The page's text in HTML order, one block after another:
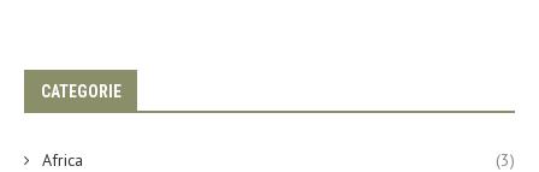
CATEGORIE
Africa (3)